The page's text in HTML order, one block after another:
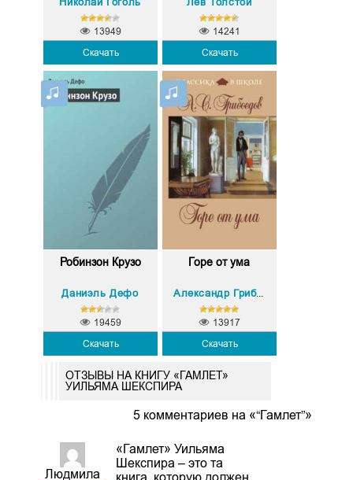
Скачать
13949
Скачать
14241
Робинзон Крузо
Даниэль Дефо
Скачать
19459
Горе от ума
Александр Грибоедов
Скачать
13917
ОТЗЫВЫ НА КНИГУ «ГАМЛЕТ»
УИЛЬЯМА ШЕКСПИРА
5 комментариев на «“Гамлет”»
Людмила
«Гамлет» Уильяма
Шекспира – это та